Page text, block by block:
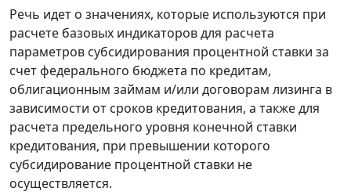
Речь идет о значениях, которые используются при
расчете базовых индикаторов для расчета
параметров субсидирования процентной ставки за
счет федерального бюджета по кредитам,
облигационным займам и/или договорам лизинга в
зависимости от сроков кредитования, а также для
расчета предельного уровня конечной ставки
кредитования, при превышении которого
субсидирование процентной ставки не
осуществляется.